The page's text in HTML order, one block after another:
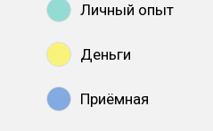
Личный опыт
Деньги
Приёмная